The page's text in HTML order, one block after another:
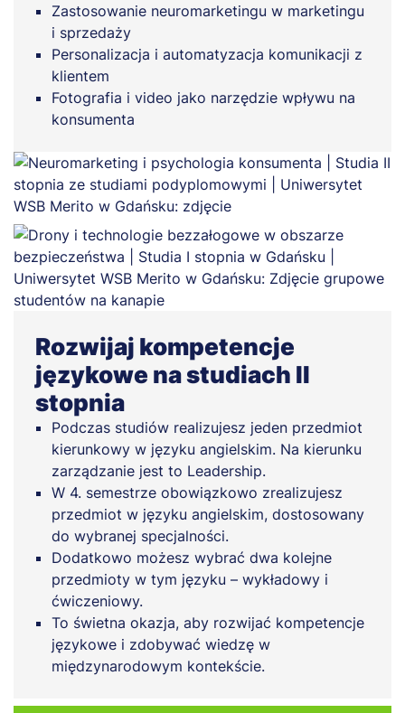
Zastosowanie neuromarketingu w marketingu
i sprzedaży
Personalizacja i automatyzacja komunikacji z
klientem
Fotografia i video jako narzędzie wpływu na
konsumenta
Rozwijaj kompetencje
językowe na studiach II
stopnia
Podczas studiów realizujesz jeden przedmiot
kierunkowy w języku angielskim. Na kierunku
zarządzanie jest to Leadership.
W 4. semestrze obowiązkowo zrealizujesz
przedmiot w języku angielskim, dostosowany
do wybranej specjalności.
Dodatkowo możesz wybrać dwa kolejne
przedmioty w tym języku – wykładowy i
ćwiczeniowy.
To świetna okazja, aby rozwijać kompetencje
językowe i zdobywać wiedzę w
międzynarodowym kontekście.